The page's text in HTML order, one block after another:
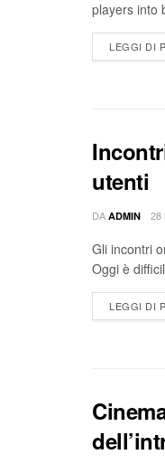
players into
LEGGI DI
utenti
DA ADMIN 28
Gli incontri
Oggi è
LEGGI DI